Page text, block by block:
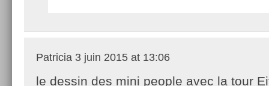
Patricia 3 juin 2015 at 13:06
le dessin des mini people avec la tour